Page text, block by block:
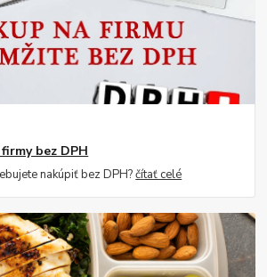
bez DPH
nakúpiť bez DPH?čítať celé